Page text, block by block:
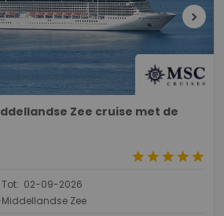
chevron_right
Zee cruise met de
starstarstarstarstar
02-09-2026
Zee